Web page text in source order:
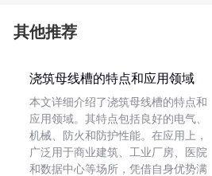
其他推荐
浇筑母线槽的特点和应用领域
本文详细介绍了浇筑母线槽的特点和
应用领域。其特点包括良好的电气、
机械、防火和防护性能。在应用上，
广泛用于商业建筑、工业厂房、医院
和数据中心等场所，凭借自身优势满